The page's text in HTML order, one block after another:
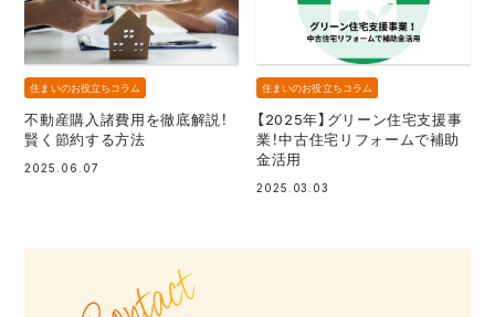
住まいのお役立ちコラム
不動産購入諸費用を徹底解説！
賢く節約する方法
2025.06.07
住まいのお役立ちコラム
【2025年】グリーン住宅支援事
業！中古住宅リフォームで補助
金活用
2025.03.03